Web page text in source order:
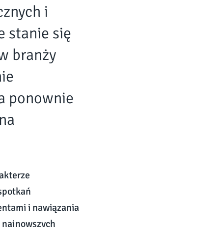
i
stanie się
branży
ponownie
i nawiązania